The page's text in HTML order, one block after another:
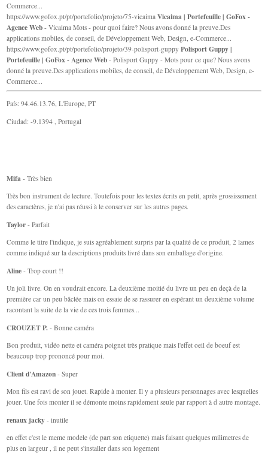
Commerce...
https://www.gofox.pt/pt/portefolio/projeto/75-vicaimaVicaima | Portefeuille | GoFox -
Agence Web - Vicaima Mots - pour quoi faire? Nous avons donné la preuve.Des
applications mobiles, de conseil, de Développement Web, Design, e-Commerce...
https://www.gofox.pt/pt/portefolio/projeto/39-polisport-guppyPolisport Guppy |
Portefeuille | GoFox - Agence Web - Polisport Guppy - Mots pour ce que? Nous avons
donné la preuve.Des applications mobiles, de conseil, de Développement Web, Design, e-
Commerce...
País: 94.46.13.76, L'Europe, PT
Ciudad: -9.1394 , Portugal
Mifa - Très bien
Très bon instrument de lecture. Toutefois pour les textes écrits en petit, après grossissement
des caractères, je n'ai pas réussi à le conserver sur les autres pages.
Taylor - Parfait
Comme le titre l'indique, je suis agréablement surpris par la qualité de ce produit, 2 lames
comme indiqué sur la descriptions produits livré dans son emballage d'origine.
Aline - Trop court !!
Un joli livre. On en voudrait encore. La deuxième moitié du livre un peu en deçà de la
première car un peu bâclée mais on essaie de se rassurer en espérant un deuxième volume
racontant la suite de la vie de ces trois femmes...
CROUZET P. - Bonne caméra
Bon produit, vidéo nette et caméra poignet très pratique mais l'effet oeil de boeuf est
beaucoup trop prononcé pour moi.
Client d'Amazon - Super
Mon fils est ravi de son jouet. Rapide à monter. Il y a plusieurs personnages avec lesquelles
jouer. Une fois monter il se démonte moins rapidement seule par rapport à d autre montage.
renaux jacky - inutile
en effet c'est le meme modele (de part son etiquette) mais faisant quelques milimetres de
plus en largeur , il ne peut s'installer dans son logement